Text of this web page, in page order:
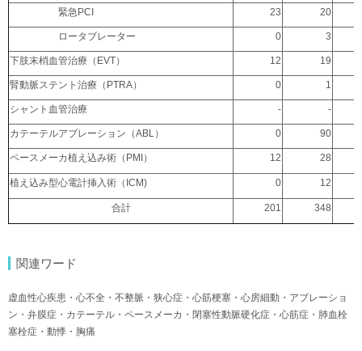
緊急PCI 23 20
ロータブレーター 0 3
下肢末梢血管治療（EVT） 12 19
腎動脈ステント治療（PTRA） 0 1
シャント血管治療 - -
カテーテルアブレーション（ABL） 0 90
ペースメーカ植え込み術（PMI） 12 28
植え込み型心電計挿入術（ICM) 0 12
合計 201 348
関連ワード
虚血性心疾患・心不全・不整脈・狭心症・心筋梗塞・心房細動・アブレーショ
ン・弁膜症・カテーテル・ペースメーカ・閉塞性動脈硬化症・心筋症・肺血栓
塞栓症・動悸・胸痛